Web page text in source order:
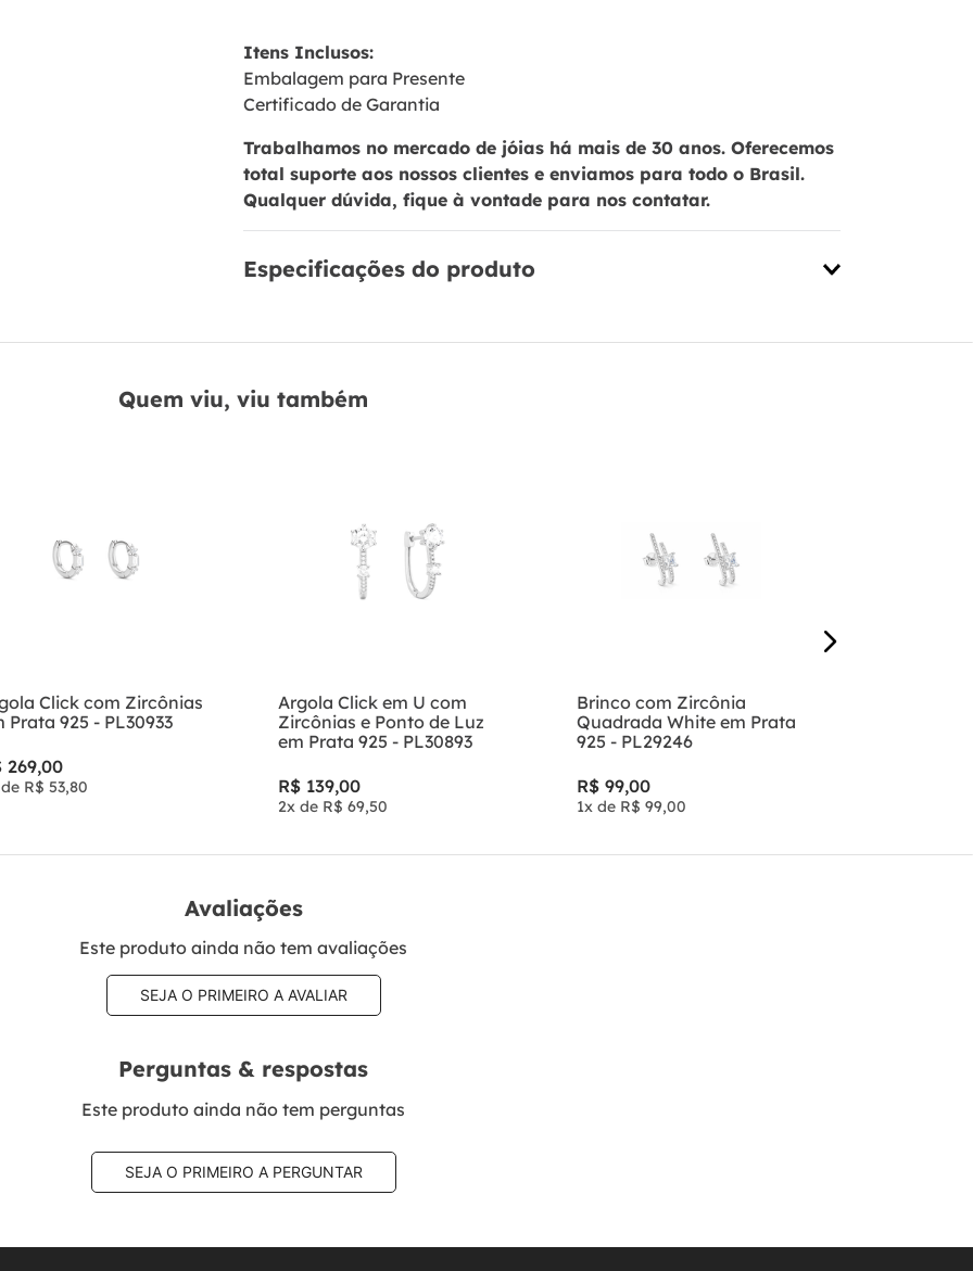
Itens Inclusos:
Embalagem para Presente
Certificado de Garantia
Trabalhamos no mercado de jóias há mais de 30 anos. Oferecemos
total suporte aos nossos clientes e enviamos para todo o Brasil.
Qualquer dúvida, fique à vontade para nos contatar.
Especificações do produto
Quem viu, viu também
Click com Zircônias
Prata 925 - PL30933
269,00
R$ 53,80
Argola Click em U com
Zircônias e Ponto de Luz
em Prata 925 - PL30893
R$ 139,00
2x de R$ 69,50
Brinco com Zircônia
Quadrada White em Prata
925 - PL29246
R$ 99,00
1x de R$ 99,00
Avaliações
Este produto ainda não tem avaliações
SEJA O PRIMEIRO A AVALIAR
Perguntas & respostas
Este produto ainda não tem perguntas
SEJA O PRIMEIRO A PERGUNTAR